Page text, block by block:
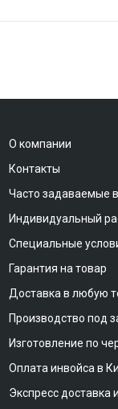
О компании
Контакты
Часто задаваемые
Индивидуальный
Специальные
Гарантия на товар
Доставка в любую
Производство под
Изготовление по
Оплата инвойса в
Экспресс доставка